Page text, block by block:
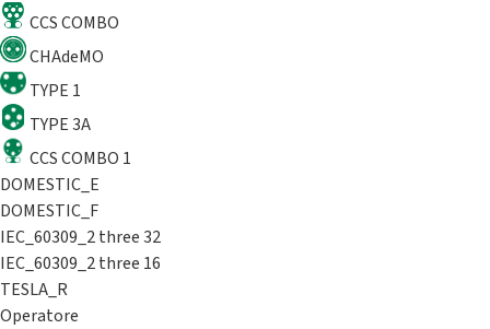
CCS COMBO
CHAdeMO
TYPE 1
TYPE 3A
CCS COMBO 1
DOMESTIC_E
DOMESTIC_F
IEC_60309_2 three 32
IEC_60309_2 three 16
TESLA_R
Operatore